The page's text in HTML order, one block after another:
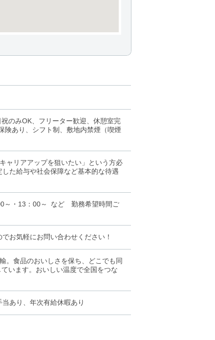
のみOK、フリーター歓迎、休憩室完
険あり、シフト制、敷地内禁煙（喫煙
ャリアアップを狙いたい」という方必
た給与や社会保障など基本的な待遇
～・13：00～ など 勤務希望時間ご
お気軽にお問い合わせください！
。食品のおいしさを保ち、どこでも同
います。おいしい温度で全国をつな
あり、年次有給休暇あり